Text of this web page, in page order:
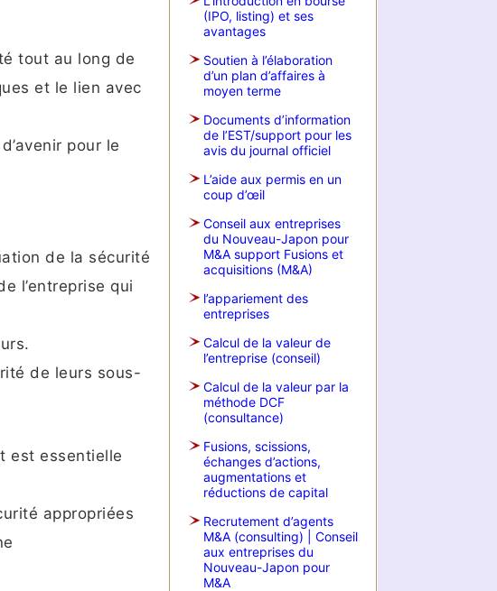
tout au long de
et le lien avec
pour le
de la sécurité
l’entreprise qui
de leurs sous-
est essentielle
appropriées
(IPO, listing) et ses
avantages
Soutien à l’élaboration
d’un plan d’affaires à
moyen terme
Documents d’information
de l’EST/support pour les
avis du journal officiel
L’aide aux permis en un
coup d’œil
Conseil aux entreprises
du Nouveau-Japon pour
M&A support Fusions et
acquisitions (M&A)
l’appariement des
entreprises
Calcul de la valeur de
l’entreprise (conseil)
Calcul de la valeur par la
méthode DCF
(consultance)
Fusions, scissions,
échanges d’actions,
augmentations et
réductions de capital
Recrutement d’agents
M&A (consulting) | Conseil
aux entreprises du
Nouveau-Japon pour
M&A